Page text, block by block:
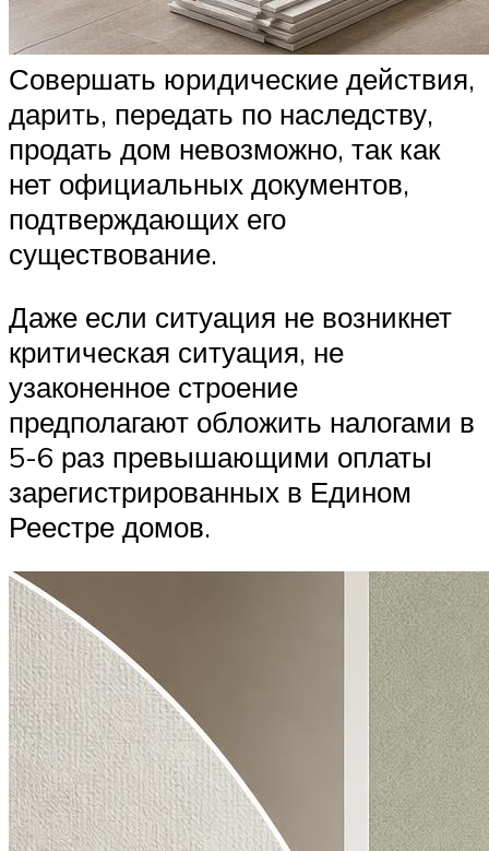
Совершать юридические действия,
дарить, передать по наследству,
продать дом невозможно, так как
нет официальных документов,
подтверждающих его
существование.
Даже если ситуация не возникнет
критическая ситуация, не
узаконенное строение
предполагают обложить налогами в
5-6 раз превышающими оплаты
зарегистрированных в Едином
Реестре домов.